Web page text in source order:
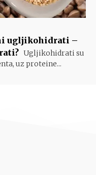
ugljikohidrati –
Ugljikohidrati su
uz proteine...